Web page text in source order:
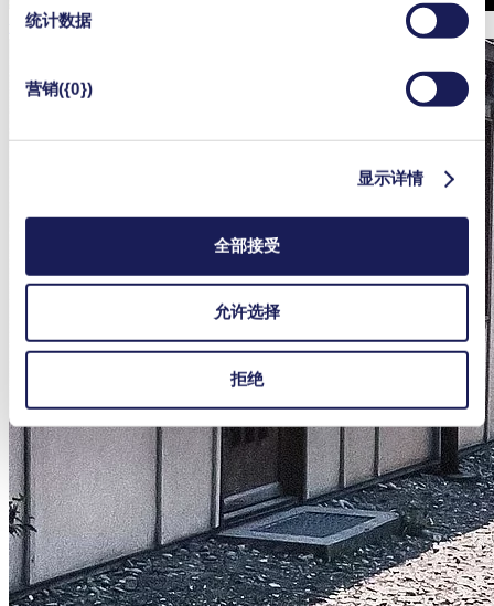
统计数据
营销({0})
显示详情
全部接受
允许选择
拒绝
迁往穆金根